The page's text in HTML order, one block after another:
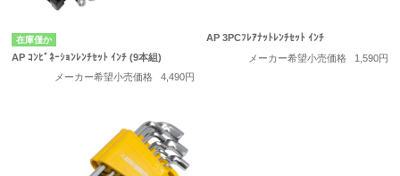
在庫僅か
AP ｺﾝﾋﾞﾈｰｼｮﾝﾚﾝﾁｾｯﾄ ｲﾝﾁ (9本組)
メーカー希望小売価格
4,490円
AP 3PCﾌﾚｱﾅｯﾄﾚﾝﾁｾｯﾄ ｲﾝﾁ
メーカー希望小売価格
1,590円